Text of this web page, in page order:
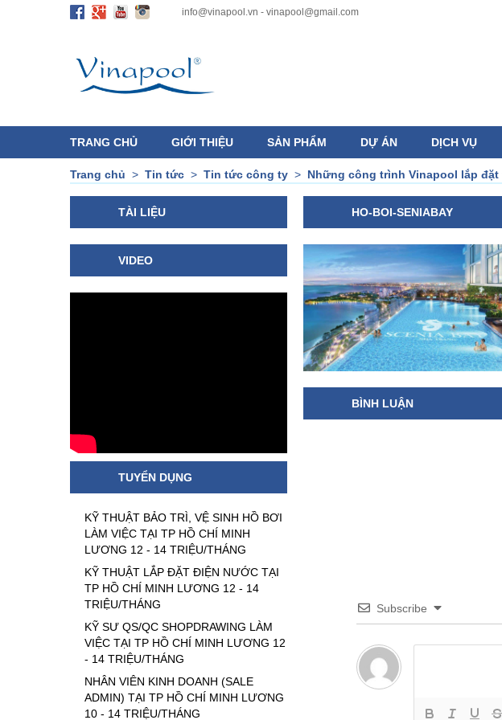
info@vinapool.vn - vinapool@gmail.com
TRANG CHỦ GIỚI THIỆU SẢN PHẨM DỰ ÁN DỊCH VỤ
Trang chủ > Tin tức > Tin tức công ty > Những công trình Vinapool lắp
TÀI LIỆU
VIDEO
TUYỂN DỤNG
KỸ THUẬT BẢO TRÌ, VỆ SINH HỒ BƠI
LÀM VIỆC TẠI TP HỒ CHÍ MINH
LƯƠNG 12 - 14 TRIỆU/THÁNG
KỸ THUẬT LẮP ĐẶT ĐIỆN NƯỚC TẠI
TP HỒ CHÍ MINH LƯƠNG 12 - 14
TRIỆU/THÁNG
KỸ SƯ QS/QC SHOPDRAWING LÀM
VIỆC TẠI TP HỒ CHÍ MINH LƯƠNG 12
- 14 TRIỆU/THÁNG
NHÂN VIÊN KINH DOANH (SALE
ADMIN) TẠI TP HỒ CHÍ MINH LƯƠNG
10 - 14 TRIỆU/THÁNG
HO-BOI-SENIABAY
BÌNH LUẬN
Subscribe